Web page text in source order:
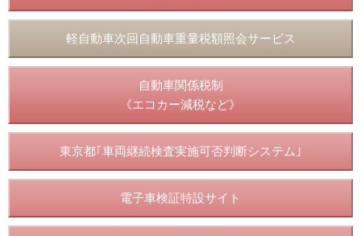
軽自動車次回自動車重量税額照会サービス
自動車関係税制
《エコカー減税など》
東京都｢車両継続検査実施可否判断システム｣
電子車検証特設サイト